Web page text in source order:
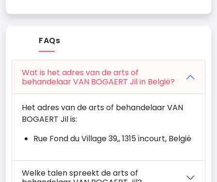
FAQs
Wat is het adres van de arts of
behandelaar VAN BOGAERT Jil in België?
Het adres van de arts of behandelaar VAN
BOGAERT Jil is:
Rue Fond du Village 39,, 1315 incourt, België
Welke talen spreekt de arts of